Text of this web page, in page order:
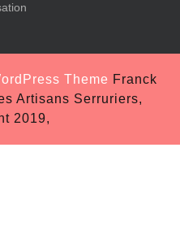
Theme Franck
Artisans Serruriers,
2019,